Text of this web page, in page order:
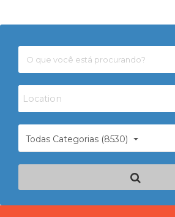
Todas Categorias (8530)